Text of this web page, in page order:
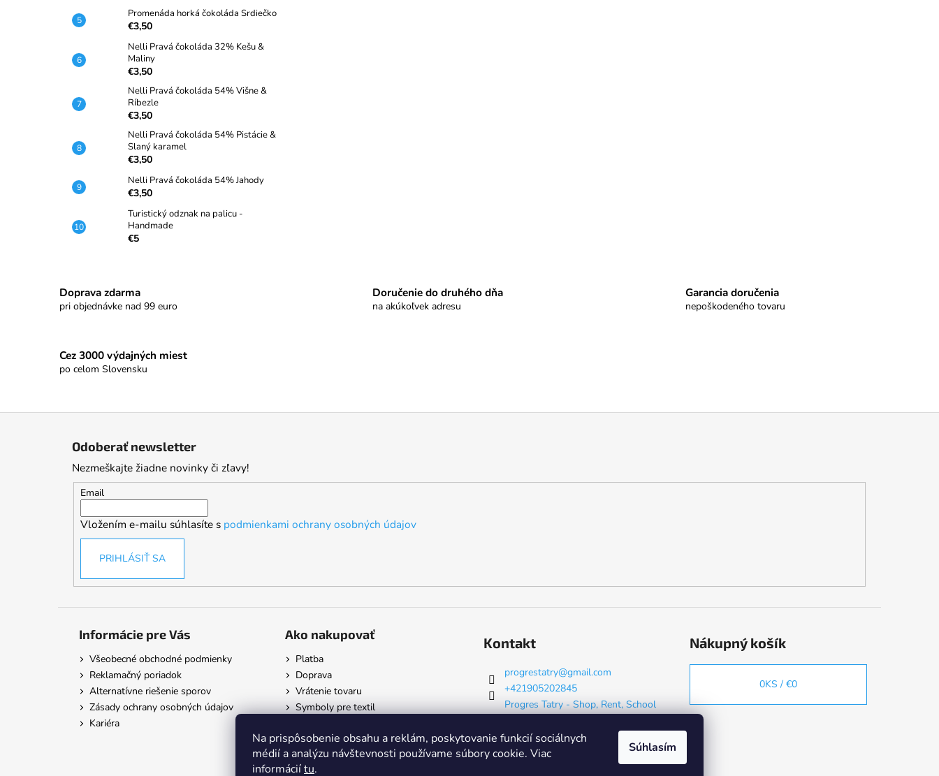
Na prispôsobenie obsahu a reklám, poskytovanie funkcií sociálnych
médií a analýzu návštevnosti používame súbory cookie. Viac
informáciítu.
Súhlasím
Promenáda horká čokoláda Srdiečko
€3,50
Nelli Pravá čokoláda 32% Kešu &
Maliny
€3,50
Nelli Pravá čokoláda 54% Višne &
Ríbezle
€3,50
Nelli Pravá čokoláda 54% Pistácie &
Slaný karamel
€3,50
Nelli Pravá čokoláda 54% Jahody
€3,50
Turistický odznak na palicu -
Handmade
€5
Doprava zdarma
pri objednávke nad 99 euro
Doručenie do druhého dňa
na akúkoľvek adresu
Garancia doručenia
nepoškodeného tovaru
Cez 3000 výdajných miest
po celom Slovensku
Odoberať newsletter
Nezmeškajte žiadne novinky či zľavy!
Email
Vložením e-mailu súhlasíte s podmienkami ochrany osobných údajov
PRIHLÁSIŤ SA
Informácie pre Vás
Všeobecné obchodné podmienky
Reklamačný poriadok
Alternatívne riešenie sporov
Zásady ochrany osobných údajov
Kariéra
Ako nakupovať
Platba
Doprava
Vrátenie tovaru
Symboly pre textil
Kontakt
progrestatry@gmail.com
+421905202845
Progres Tatry - Shop, Rent, School
& Servis
progrestatry
Nákupný košík
0KS / €0